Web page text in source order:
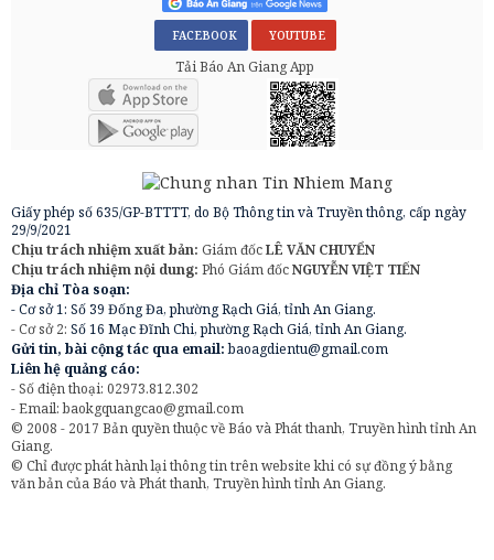
FACEBOOK YOUTUBE
Tải Báo An Giang App
Giấy phép số 635/GP-BTTTT, do Bộ Thông tin và Truyền thông, cấp ngày
29/9/2021
Chịu trách nhiệm xuất bản: Giám đốcLÊ VĂN CHUYỂN
Chịu trách nhiệm nội dung: Phó Giám đốcNGUYỄN VIỆT TIẾN
Địa chỉ Tòa soạn:
- Cơ sở 1: Số 39 Đống Đa, phường Rạch Giá, tỉnh An Giang.
- Cơ sở 2: Số 16 Mạc Đĩnh Chi, phường Rạch Giá, tỉnh An Giang.
Gửi tin, bài cộng tác qua email:baoagdientu@gmail.com
Liên hệ quảng cáo:
- Số điện thoại: 02973.812.302
- Email:baokgquangcao@gmail.com
© 2008 - 2017 Bản quyền thuộc về Báo và Phát thanh, Truyền hình tỉnh An
Giang.
© Chỉ được phát hành lại thông tin trên website khi có sự đồng ý bằng
văn bản của Báo và Phát thanh, Truyền hình tỉnh An Giang.